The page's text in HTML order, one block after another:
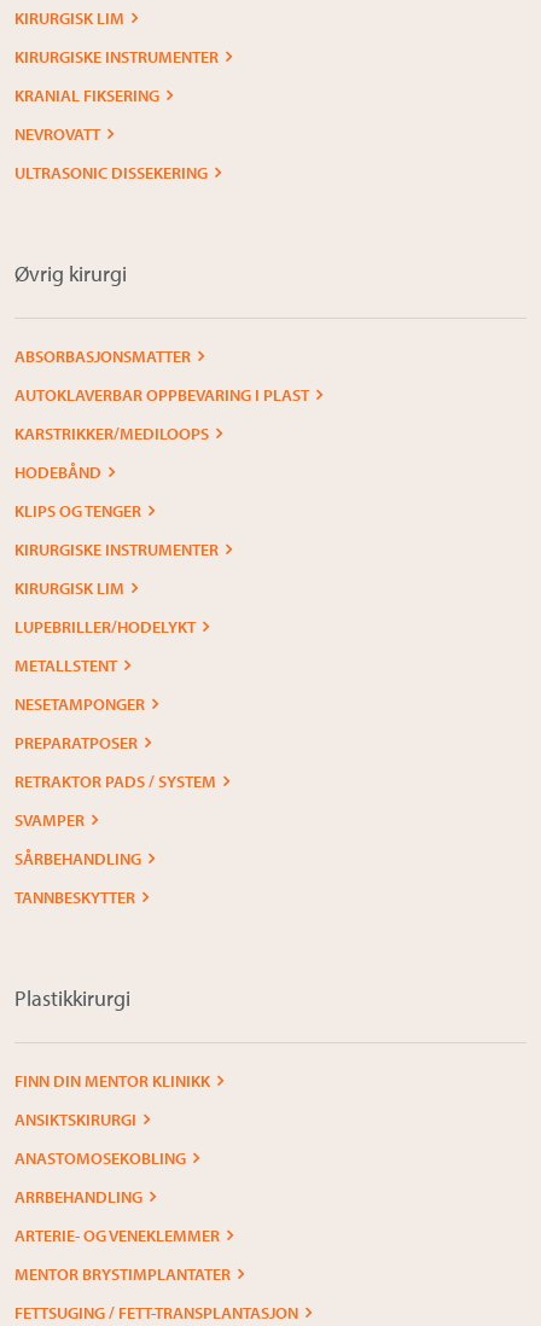
KIRURGISK LIM
KIRURGISKE INSTRUMENTER
KRANIAL FIKSERING
NEVROVATT
ULTRASONIC DISSEKERING
Øvrig kirurgi
ABSORBASJONSMATTER
AUTOKLAVERBAR OPPBEVARING I PLAST
KARSTRIKKER/MEDILOOPS
HODEBÅND
KLIPS OG TENGER
KIRURGISKE INSTRUMENTER
KIRURGISK LIM
LUPEBRILLER/HODELYKT
METALLSTENT
NESETAMPONGER
PREPARATPOSER
RETRAKTOR PADS / SYSTEM
SVAMPER
SÅRBEHANDLING
TANNBESKYTTER
Plastikkirurgi
FINN DIN MENTOR KLINIKK
ANSIKTSKIRURGI
ANASTOMOSEKOBLING
ARRBEHANDLING
ARTERIE- OG VENEKLEMMER
MENTOR BRYSTIMPLANTATER
FETTSUGING / FETT-TRANSPLANTASJON